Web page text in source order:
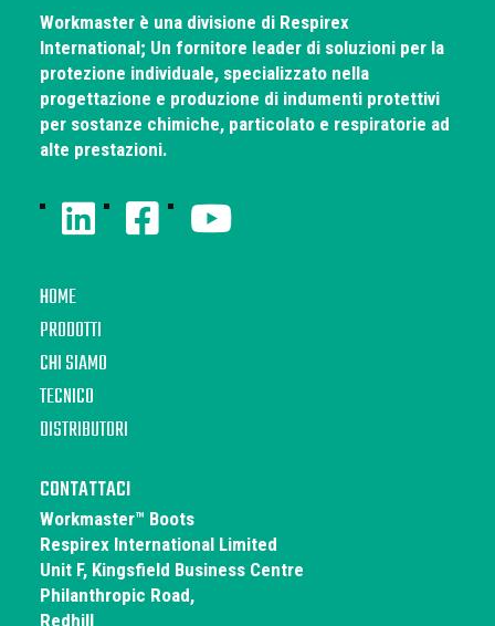
Workmaster è una divisione di Respirex
International; Un fornitore leader di soluzioni per la
protezione individuale, specializzato nella
progettazione e produzione di indumenti protettivi
per sostanze chimiche, particolato e respiratorie ad
alte prestazioni.
HOME
PRODOTTI
CHI SIAMO
TECNICO
DISTRIBUTORI
CONTATTACI
Workmaster™ Boots
Respirex International Limited
Unit F, Kingsfield Business Centre
Philanthropic Road,
Redhill